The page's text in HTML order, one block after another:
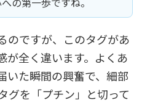
のですが、このタグがあ
が全く違います。よくあ
いた瞬間の興奮で、細部
グを「プチン」と切って